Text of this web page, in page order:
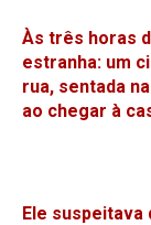
Às três horas
estranha: um
rua, sentada
ao chegar à
Ele suspeitava